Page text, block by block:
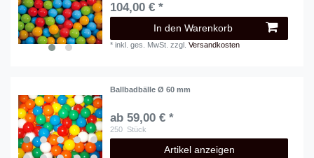
104,00 € *
In den Warenkorb
*inkl. ges. MwSt. zzgl.Versandkosten
Ballbadbälle Ø 60 mm
ab 59,00 € *
250 Stück
Artikel anzeigen